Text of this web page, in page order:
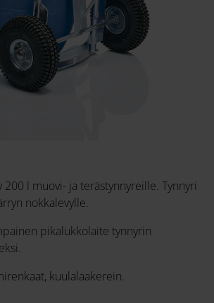
l muovi- ja terästynnyreille. Tynnyri
nokkalevylle.
pikalukkolaite tynnyrin
kuulalaakerein.